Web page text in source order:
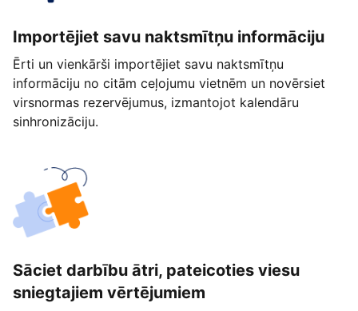
Importējiet savu naktsmītņu informāciju
Ērti un vienkārši importējiet savu naktsmītņu
informāciju no citām ceļojumu vietnēm un novērsiet
virsnormas rezervējumus, izmantojot kalendāru
sinhronizāciju.
Sāciet darbību ātri, pateicoties viesu
sniegtajiem vērtējumiem